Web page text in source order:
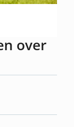
over